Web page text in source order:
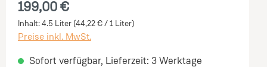
199,00 €
Inhalt: 4.5 Liter (44,22 € / 1 Liter)
Preise inkl. MwSt.
Sofort verfügbar, Lieferzeit: 3 Werktage